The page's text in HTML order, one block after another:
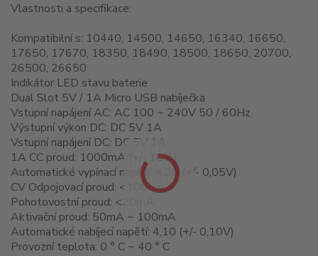
Vlastnosti a specifikace:
Kompatibilní s: 10440, 14500, 14650, 16340, 16650,
17650, 17670, 18350, 18490, 18500, 18650, 20700,
26500, 26650
Indikátor LED stavu baterie
Dual Slot 5V / 1A Micro USB nabíječka
Vstupní napájení AC: AC 100 ~ 240V 50 / 60Hz
Výstupní výkon DC: DC 5V 1A
Vstupní napájení DC: DC 5V 1A
1A CC proud: 1000mA (+/- 10%)
Automatické vypínací napětí: 4,20 (+/- 0,05V)
CV Odpojovací proud: <100mA
Pohotovostní proud: <20mA
Aktivační proud: 50mA ~ 100mA
Automatické nabíjecí napětí: 4,10 (+/- 0,10V)
Provozní teplota: 0 ° C ~ 40 ° C